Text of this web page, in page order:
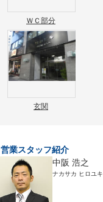
ＷＣ部分
玄関
営業スタッフ紹介
中阪 浩之
ナカサカ ヒロユキ